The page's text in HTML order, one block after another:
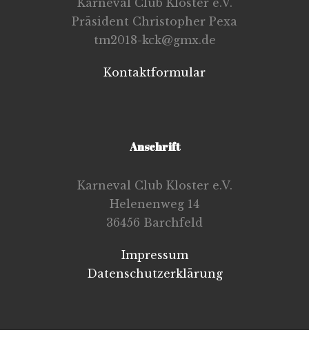
Präsident Christopher Pexa
tm2018-kck@gmx.de
Kontaktformular
Anschrift
Karneval Club Kloster e.V.
Helenenweg 14
36456 Barchfeld
Impressum
Datenschutzerklärung